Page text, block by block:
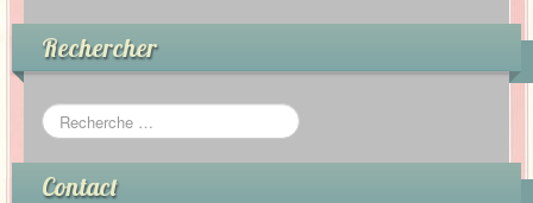
Rechercher
Contact